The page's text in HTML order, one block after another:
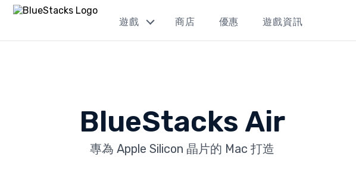
遊戲 商店 優惠 遊戲資訊
BlueStacks Air
專為 Apple Silicon 晶片的 Mac 打造